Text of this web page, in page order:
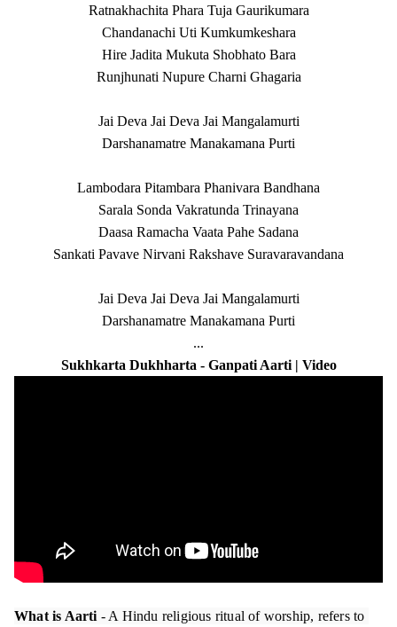
Ratnakhachita Phara Tuja Gaurikumara
Chandanachi Uti Kumkumkeshara
Hire Jadita Mukuta Shobhato Bara
Runjhunati Nupure Charni Ghagaria
Jai Deva Jai Deva Jai Mangalamurti
Darshanamatre Manakamana Purti
Lambodara Pitambara Phanivara Bandhana
Sarala Sonda Vakratunda Trinayana
Daasa Ramacha Vaata Pahe Sadana
Sankati Pavave Nirvani Rakshave Suravaravandana
Jai Deva Jai Deva Jai Mangalamurti
Darshanamatre Manakamana Purti
...
Sukhkarta Dukhharta - Ganpati Aarti | Video
What is Aarti - A Hindu religious ritual of worship, refers to